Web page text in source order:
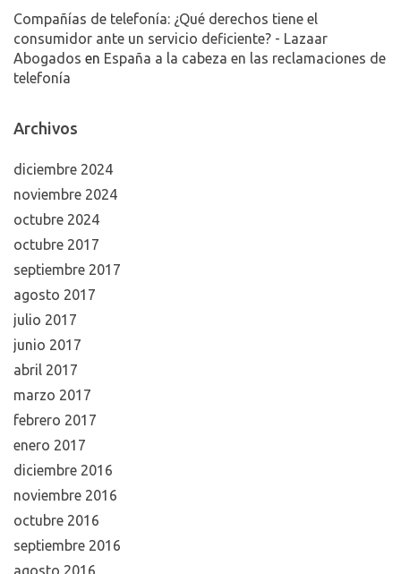
Compañías de telefonía: ¿Qué derechos tiene el
consumidor ante un servicio deficiente? - Lazaar
Abogados en España a la cabeza en las reclamaciones de
telefonía
Archivos
diciembre 2024
noviembre 2024
octubre 2024
octubre 2017
septiembre 2017
agosto 2017
julio 2017
junio 2017
abril 2017
marzo 2017
febrero 2017
enero 2017
diciembre 2016
noviembre 2016
octubre 2016
septiembre 2016
agosto 2016